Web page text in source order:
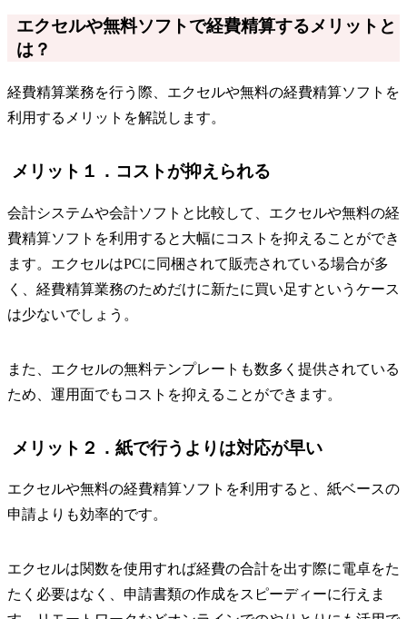
エクセルや無料ソフトで経費精算するメリットと
は？
経費精算業務を行う際、エクセルや無料の経費精算ソフトを
利用するメリットを解説します。
メリット１．コストが抑えられる
会計システムや会計ソフトと比較して、エクセルや無料の経
費精算ソフトを利用すると大幅にコストを抑えることができ
ます。エクセルはPCに同梱されて販売されている場合が多
く、経費精算業務のためだけに新たに買い足すというケース
は少ないでしょう。
また、エクセルの無料テンプレートも数多く提供されている
ため、運用面でもコストを抑えることができます。
メリット２．紙で行うよりは対応が早い
エクセルや無料の経費精算ソフトを利用すると、紙ベースの
申請よりも効率的です。
エクセルは関数を使用すれば経費の合計を出す際に電卓をた
たく必要はなく、申請書類の作成をスピーディーに行えま